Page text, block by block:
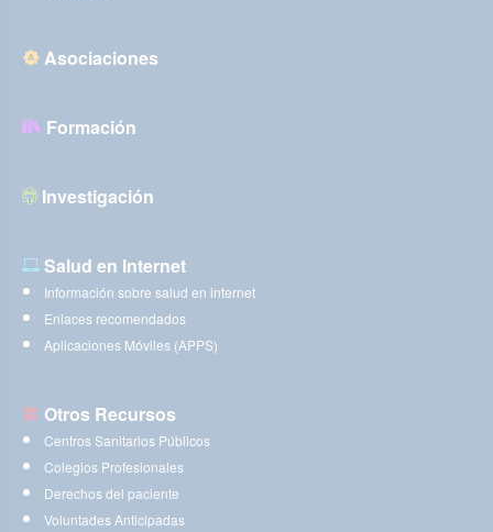
Asociaciones
Formación
Investigación
Salud en Internet
Información sobre salud en internet
Enlaces recomendados
Aplicaciones Móviles (APPS)
Otros Recursos
Centros Sanitarios Públicos
Colegios Profesionales
Derechos del paciente
Voluntades Anticipadas